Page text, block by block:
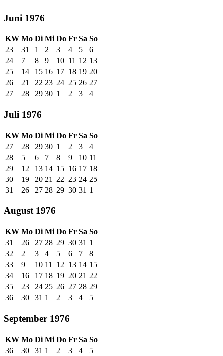
Juni 1976
KW Mo Di Mi Do Fr Sa So
23
31 1 2 3 4 5
6
24
7 8 9 10 11 12 13
25
14 15 16 17 18 19 20
26
21 22 23 24 25 26 27
27
28 29 30 1 2 3 4
Juli 1976
KW Mo Di Mi Do Fr Sa So
27
28 29 30 1 2 3
4
28
5 6 7 8 9 10 11
29
12 13 14 15 16 17 18
30
19 20 21 22 23 24 25
31
26 27 28 29 30 31 1
August 1976
KW Mo Di Mi Do Fr Sa So
31
26 27 28 29 30 31 1
32
2 3 4 5 6 7
8
33
9 10 11 12 13 14 15
34
16 17 18 19 20 21 22
35
23 24 25 26 27 28 29
36
30 31 1 2 3 4 5
September 1976
KW Mo Di Mi Do Fr Sa So
36
30 31 1 2 3 4
5